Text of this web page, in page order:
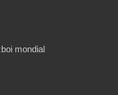
mondial